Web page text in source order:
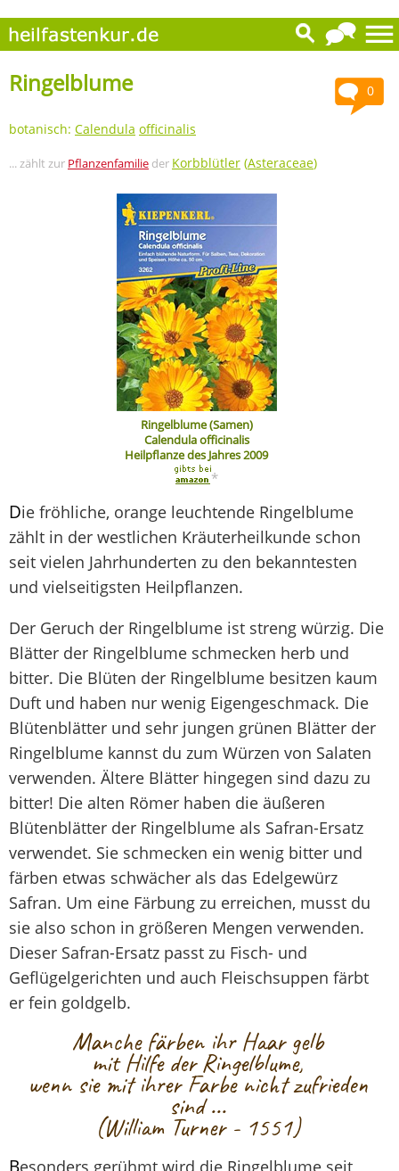
0
Ringelblume
botanisch: Calendula officinalis
... zählt zur Pflanzenfamilie der Korbblütler (Asteraceae)
Ringelblume (Samen)
Calendula officinalis
Heilpflanze des Jahres 2009
*
Die fröhliche, orange leuchtende Ringelblume
zählt in der westlichen Kräuterheilkunde schon
seit vielen Jahrhunderten zu den bekanntesten
und vielseitigsten Heilpflanzen.
Der Geruch der Ringelblume ist streng würzig. Die
Blätter der Ringelblume schmecken herb und
bitter. Die Blüten der Ringelblume besitzen kaum
Duft und haben nur wenig Eigengeschmack. Die
Blütenblätter und sehr jungen grünen Blätter der
Ringelblume kannst du zum Würzen von Salaten
verwenden. Ältere Blätter hingegen sind dazu zu
bitter! Die alten Römer haben die äußeren
Blütenblätter der Ringelblume als Safran-Ersatz
verwendet. Sie schmecken ein wenig bitter und
färben etwas schwächer als das Edelgewürz
Safran. Um eine Färbung zu erreichen, musst du
sie also schon in größeren Mengen verwenden.
Dieser Safran-Ersatz passt zu Fisch- und
Geflügelgerichten und auch Fleischsuppen färbt
er fein goldgelb.
Manche färben ihr Haar gelb
mit Hilfe der Ringelblume,
wenn sie mit ihrer Farbe nicht zufrieden
sind ...
(William Turner - 1551)
Besonders gerühmt wird die Ringelblume seit